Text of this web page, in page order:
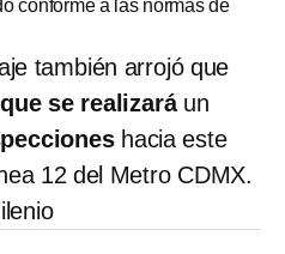
conforme a las normas de
también arrojó que
se realizará un
hacia este
12 del Metro CDMX.